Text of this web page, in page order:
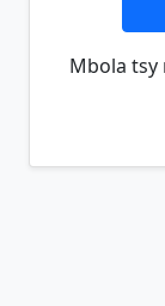
Mbola tsy